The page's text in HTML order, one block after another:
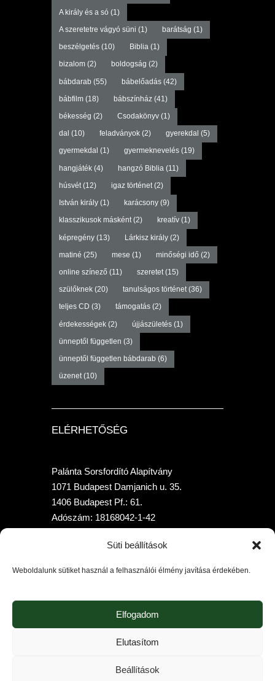
Süti beállítások
Weboldalunk sütiket használ a felhasználói élmény javítása érdekében.
Elfogadom
Elutasítom
Beállítások
A király és a só (1)
A szeretetre vágyó süni (1) barátság (1)
beszélgetés(10) Biblia(1)
bizalom(2) boldogság (2)
bábdarab (55) bábelőadás(42)
bábfilm(18) bábszínház(41)
békesség (2) Csodakönyv(1)
dal (10) feladványok(2) gyerekdal (5)
gyermekdal (1) gyermeknevelés(19)
hangjáték(4) hangzó Biblia (11)
húsvét(12) igaz történet(2)
István király(1) karácsony(9)
klasszikusok másként(2) kreatív(1)
képregény(13) Lárkisz király(2)
matiné (25) mese (1) minőségi idő (2)
online színező (11) szeretet(15)
szülőknek(20) tanulságos történet(36)
teljes CD (3) támogatás(2)
érdekességek(2) újjászületés(1)
ünneptől független (3)
ünneptől független bábdarab (6)
üzenet(10)
ELÉRHETŐSÉG
Palánta Sorsfordító Alapítvány
1071 Budapest Damjanich u. 35.
1406 Budapest Pf.: 61.
Adószám: 18168042-1-42
Bankszámlaszám: 10400205-02010397-